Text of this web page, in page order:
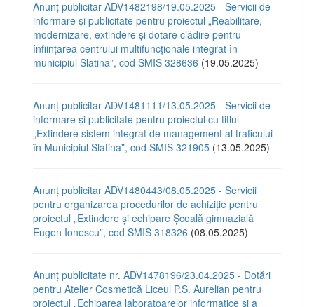
Anunț publicitar ADV1482198/19.05.2025 - Servicii de
informare și publicitate pentru proiectul „Reabilitare,
modernizare, extindere și dotare clădire pentru
înființarea centrului multifuncționale integrat în
municipiul Slatina”, cod SMIS 328636 (19.05.2025)
Anunț publicitar ADV1481111/13.05.2025 - Servicii de
informare și publicitate pentru proiectul cu titlul
„Extindere sistem integrat de management al traficului
în Municipiul Slatina”, cod SMIS 321905 (13.05.2025)
Anunț publicitar ADV1480443/08.05.2025 - Servicii
pentru organizarea procedurilor de achiziție pentru
proiectul „Extindere și echipare Școală gimnazială
Eugen Ionescu”, cod SMIS 318326 (08.05.2025)
Anunț publicitate nr. ADV1478196/23.04.2025 - Dotări
pentru Atelier Cosmetică Liceul P.S. Aurelian pentru
proiectul „Echiparea laboratoarelor informatice și a